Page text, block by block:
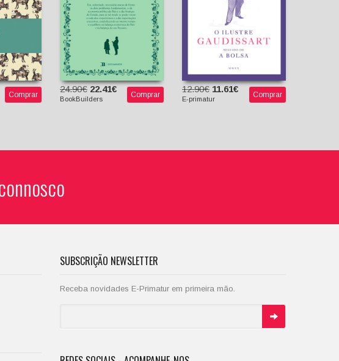
Comprar
24.90€ 22.41€
BookBuilders Comprar
12.90€ 11.61€
E-primatur Comprar
SUBSCRIÇÃO NEWSLETTER
Receba novidades E-Primatur em primeira mão.